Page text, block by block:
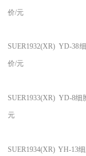
价/元
SUER1932(XR) YD-38
价/元
SUER1933(XR) YD-8细
元
SUER1934(XR) YH-13